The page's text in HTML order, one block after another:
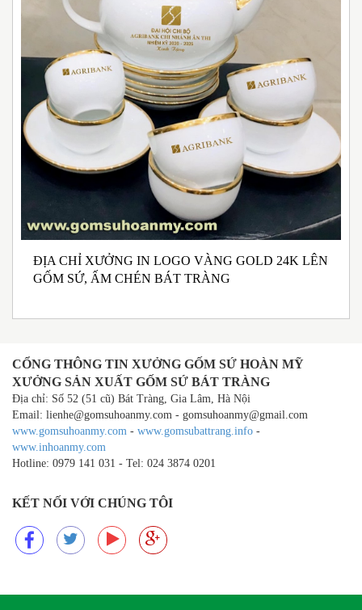
ĐỊA CHỈ XƯỞNG IN LOGO VÀNG GOLD 24K LÊN
GỐM SỨ, ẤM CHÉN BÁT TRÀNG
NHẬN SẢN XUẤT BỘ ẤM CHÉN BÁT TRÀNG
MEN RONG MEN NGỌC PHONG CÁCH TRÀ ĐẠO
CỔNG THÔNG TIN XƯỞNG GỐM SỨ HOÀN MỸ
XƯỞNG SẢN XUẤT GỐM SỨ BÁT TRÀNG
Địa chỉ: Số 52 (51 cũ) Bát Tràng, Gia Lâm, Hà Nội
Email: lienhe@gomsuhoanmy.com - gomsuhoanmy@gmail.com
www.gomsuhoanmy.com - www.gomsubattrang.info -
www.inhoanmy.com
Hotline: 0979 141 031 - Tel: 024 3874 0201
KẾT NỐI VỚI CHÚNG TÔI